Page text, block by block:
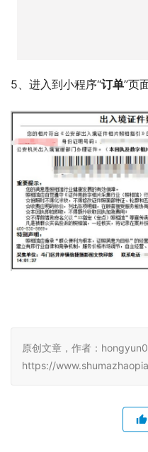
5、进入到小程序“订单”页
原创文章，作者：
https://